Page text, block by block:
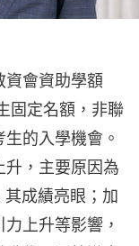
資會資助學額
固定名額，非聯
的入學機會。
，主要原因為
成績亮眼；加
上升等影響，